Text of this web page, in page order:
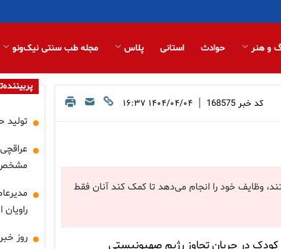
و هنر حوادث استانی پلاس مجله طب سنتی نیک‌ونو
کد خبر 168575
| ۱۴۰۴/۰۴/۰۴ ۱۶:۳۷
وظایف خود را انجام می‌دهد تا کمک کند آنان فقط
تولید حدود
روز